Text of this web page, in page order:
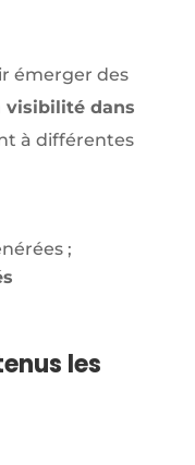
émerger des
visibilité dans
à différentes
;
les